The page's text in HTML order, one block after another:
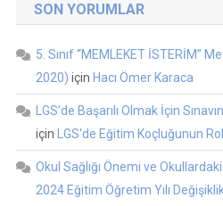
SON YORUMLAR
5. Sınıf “MEMLEKET İSTERİM”
2020) için Hacı Ömer Karaca
LGS’de Başarılı Olmak İçin
için
LGS'de Eğitim Koçluğunun
Okul Sağlığı Önemi ve
2024 Eğitim Öğretim Yılı